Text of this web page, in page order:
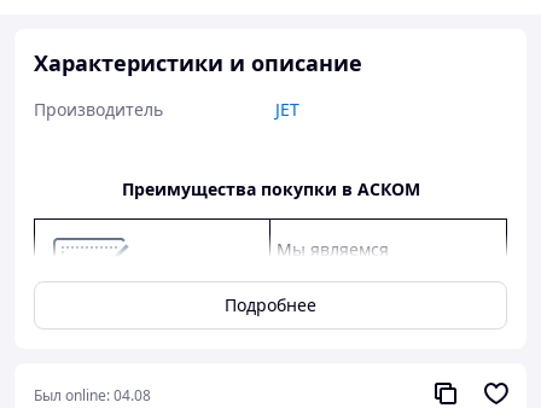
Характеристики и описание
Производитель JET
Преимущества покупки в АСКОМ
Мы являемся
КАМАЗ, ГАЗ, УАЗ.
качество от заводов-
Подробнее
Был online:04.08